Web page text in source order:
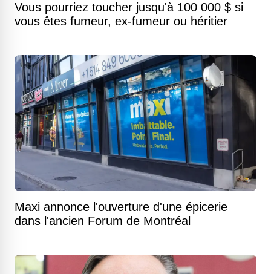
Vous pourriez toucher jusqu'à 100 000 $ si
vous êtes fumeur, ex-fumeur ou héritier
Maxi annonce l'ouverture d'une épicerie
dans l'ancien Forum de Montréal